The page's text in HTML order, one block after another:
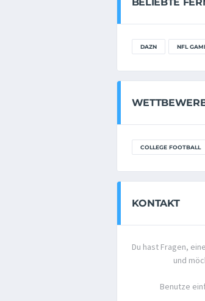
DAZN NFL
COLLEGE FOOTBALL
KONTAKT
Du hast Fragen,
und
Benutze